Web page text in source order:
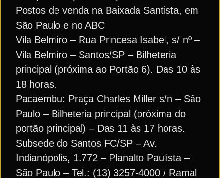
Postos de venda na Baixada Santista, em
São Paulo e no ABC
Vila Belmiro – Rua Princesa Isabel, s/ nº –
Vila Belmiro – Santos/SP – Bilheteria
principal (próxima ao Portão 6). Das 10 às
18 horas.
Pacaembu: Praça Charles Miller s/n – São
Paulo – Bilheteria principal (próxima do
portão principal) – Das 11 às 17 horas.
Subsede do Santos FC/SP – Av.
Indianópolis, 1.772 – Planalto Paulista –
São Paulo – Tel.: (13) 3257-4000 / Ramal